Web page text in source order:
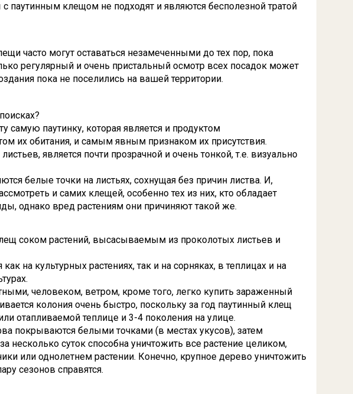
паутинным клещом не подходят и являются бесполезной тратой
часто могут оставаться незамеченными до тех пор, пока
регулярный и очень пристальный осмотр всех посадок может
пока не поселились на вашей территории.
самую паутинку, которая является и продуктом
их обитания, и самым явным признаком их присутствия.
является почти прозрачной и очень тонкой, т.е. визуально
белые точки на листьях, сохнущая без причин листва. И,
и самих клещей, особенно тех из них, кто обладает
однако вред растениям они причиняют такой же.
соком растений, высасываемым из проколотых листьев и
на культурных растениях, так и на сорняках, в теплицах и на
человеком, ветром, кроме того, легко купить зараженный
колония очень быстро, поскольку за год паутинный клещ
отапливаемой теплице и 3-4 поколения на улице.
покрываются белыми точками (в местах укусов), затем
несколько суток способна уничтожить все растение целиком,
или однолетнем растении. Конечно, крупное дерево уничтожить
сезонов справятся.